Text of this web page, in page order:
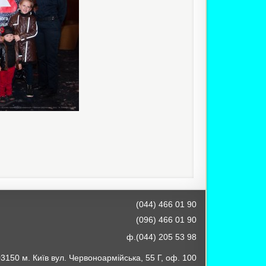
(044) 466 01 90
(096) 466 01 90
ф.(044) 205 53 98
м. Київ вул. Червоноармійська, 55 Г, оф. 100